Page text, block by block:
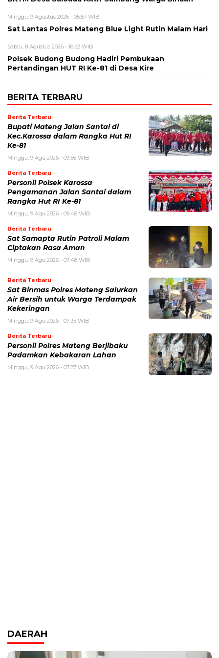
Minggu, 9 Agustus 2026 - 05:57 WIB
Sat Lantas Polres Mateng Blue Light Rutin Malam Hari
Sabtu, 8 Agustus 2026 - 16:52 WIB
Polsek Budong Budong Hadiri Pembukaan
Pertandingan HUT RI Ke-81 di Desa Kire
BERITA TERBARU
Berita Terbaru
Bupati Mateng Jalan Santai di
Kec.Karossa dalam Rangka Hut RI
Ke-81
Minggu, 9 Agu 2026 - 09:56 WIB
Berita Terbaru
Personil Polsek Karossa
Pengamanan Jalan Santai dalam
Rangka Hut RI Ke-81
Minggu, 9 Agu 2026 - 09:48 WIB
Berita Terbaru
Sat Samapta Rutin Patroli Malam
Ciptakan Rasa Aman
Minggu, 9 Agu 2026 - 07:48 WIB
Berita Terbaru
Sat Binmas Polres Mateng Salurkan
Air Bersih untuk Warga Terdampak
Kekeringan
Minggu, 9 Agu 2026 - 07:35 WIB
Berita Terbaru
Personil Polres Mateng Berjibaku
Padamkan Kebakaran Lahan
Minggu, 9 Agu 2026 - 07:27 WIB
DAERAH